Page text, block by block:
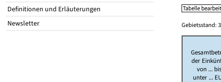
Definitionen und Erläuterungen
Newsletter
Gebietsstand:
der
von ...
unter ...